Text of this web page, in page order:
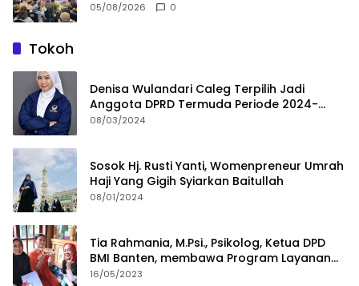
05/08/2026 0
Tokoh
Denisa Wulandari Caleg Terpilih Jadi
Anggota DPRD Termuda Periode 2024-
2029
08/03/2024
Sosok Hj. Rusti Yanti, Womenpreneur Umrah
Haji Yang Gigih Syiarkan Baitullah
08/01/2024
Tia Rahmania, M.Psi., Psikolog, Ketua DPD
BMI Banten, membawa Program Layanan
Pembuatan Dokumen Kependudukan
16/05/2023